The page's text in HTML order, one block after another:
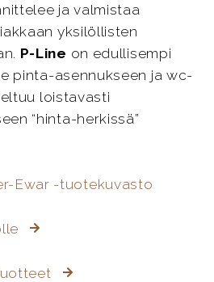
ja valmistaa
yksilöllisten
P-Line on edullisempi
pinta-asennukseen ja wc-
loistavasti
“hinta-herkissä”
Ewar -tuotekuvasto